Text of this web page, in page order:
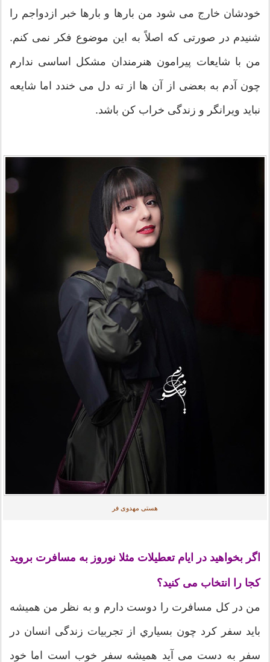
خودشان خارج می شود من بارها و بارها خبر ازدواجم را
شنیدم در صورتی که اصلاً به این موضوع فکر نمی کنم.
من با شایعات پیرامون هنرمندان مشکل اساسی ندارم
چون آدم به بعضی از آن ها از ته دل می خندد اما شایعه
نباید ویرانگر و زندگی خراب کن باشد.
هستی مهدوی فر
اگر بخواهید در ایام تعطیلات مثلا نوروز به مسافرت بروید
کجا را انتخاب می کنید؟
من در کل مسافرت را دوست دارم و به نظر من همیشه
باید سفر کرد چون بسياري از تجربیات زندگی انسان در
سفر به دست می آید همیشه سفر خوب است اما خود